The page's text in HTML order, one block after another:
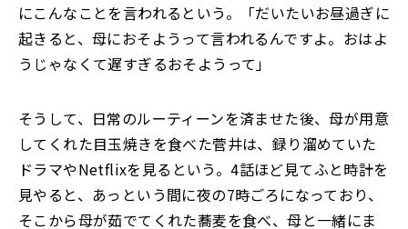
にこんなことを言われるという。「だいたいお昼過ぎに
起きると、母におそようって言われるんですよ。おはよ
うじゃなくて遅すぎるおそようって」
そうして、日常のルーティーンを済ませた後、母が用意
してくれた目玉焼きを食べた菅井は、録り溜めていた
ドラマやNetflixを見るという。4話ほど見てふと時計を
見やると、あっという間に夜の7時ごろになっており、
そこから母が茹でてくれた蕎麦を食べ、母と一緒にま